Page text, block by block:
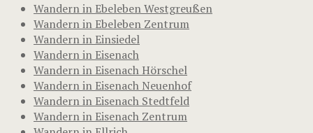
Wandern in Ebeleben Westgreußen
Wandern in Ebeleben Zentrum
Wandern in Einsiedel
Wandern in Eisenach
Wandern in Eisenach Hörschel
Wandern in Eisenach Neuenhof
Wandern in Eisenach Stedtfeld
Wandern in Eisenach Zentrum